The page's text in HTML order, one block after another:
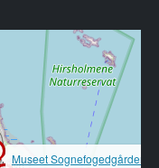
Museet Sognefogedgården